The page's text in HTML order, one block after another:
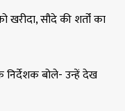
खरीदा, सौदे की शर्तों का
बोले- उन्हें देख